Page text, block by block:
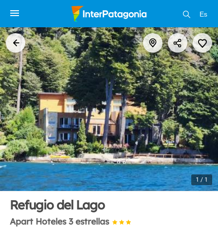
Es
1 / 1
Refugio del Lago
Apart Hoteles 3 estrellas